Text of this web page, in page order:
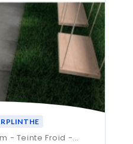
- Teinte Froid -...